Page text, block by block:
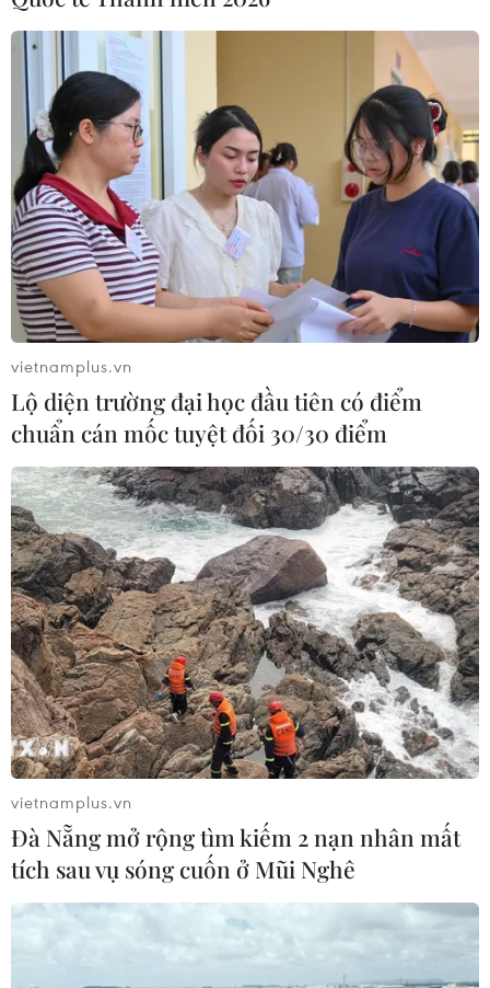
vietnamplus.vn
Lộ diện trường đại học đầu tiên có điểm
chuẩn cán mốc tuyệt đối 30/30 điểm
vietnamplus.vn
Đà Nẵng mở rộng tìm kiếm 2 nạn nhân mất
tích sau vụ sóng cuốn ở Mũi Nghê